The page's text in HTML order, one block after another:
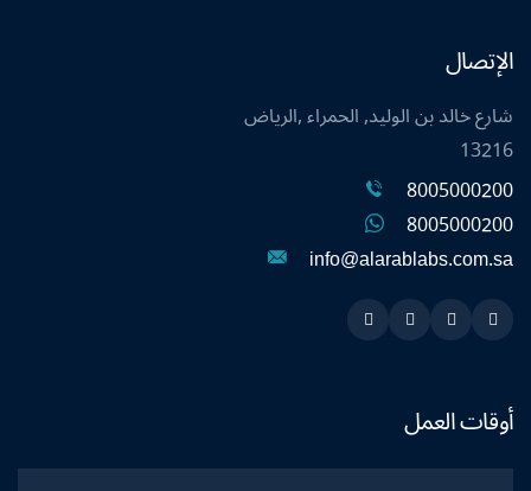
الإتصال
شارع خالد بن الوليد, الحمراء ,الرياض
13216
8005000200
8005000200
info@alarablabs.com.sa
Snapchat
Twitter
Linkedin
Instagram
أوقات العمل